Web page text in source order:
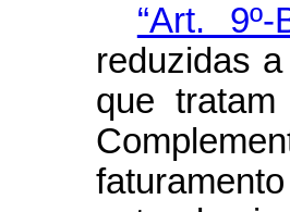
“Art. 9º-
reduzidas
que